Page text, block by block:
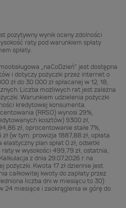
pozytywny wynik oceny zdolności
raty pod warunkiem spłaty
spłaty.
„naCoDzień” jest dostępna
i dotyczy pożyczki przez internet o
zł do 30 000 zł spłacanej w 12, 18,
Liczba możliwych rat jest zależna
Warunkiem udzielenia pożyczki
kredytowej konsumenta.
(RRSO) wynosi 29%,
kosztów) 9300 zł,
zł, oprocentowanie stałe 7%,
(w tym: prowizja 1887,88 zł, opłata
plan spłat 0 zł, odsetki
w wysokości 499,79 zł, ostatnia,
z dnia 29.07.2026 r. na
pożyczki. Kwota 17 zł dziennie jest
całkowitej kwoty do zapłaty przez
liczba dni w miesiącu to 30)
24 miesiące i zaokrąglenia w górę do